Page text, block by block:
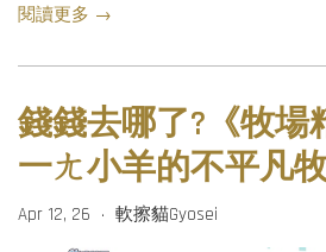
閱讀更多 →
錢錢去哪了?《牧場
一ㄤ小羊的不平凡
Apr 12, 26 • 軟擦貓Gyosei